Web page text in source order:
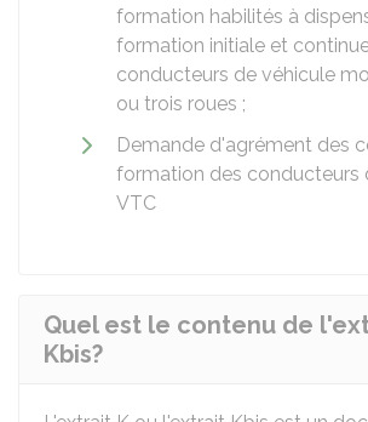
formation habilités à
formation initiale et
conducteurs de véhicule
ou trois roues ;
Demande d'agrément des
formation des conducteurs
VTC
Quel est le contenu de
Kbis?